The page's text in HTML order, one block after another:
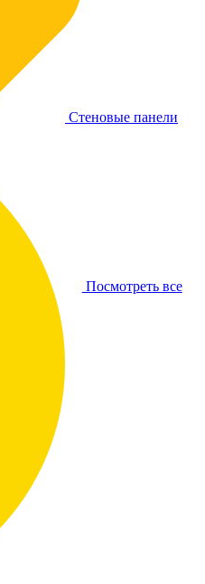
Посмотреть все
Стеновые панели